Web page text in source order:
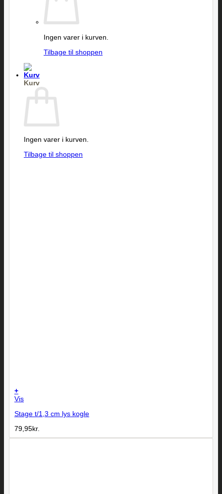
Ingen varer i kurven.
Tilbage til shoppen
Kurv
Ingen varer i kurven.
Tilbage til shoppen
+
Vis
Stage t/1,3 cm lys kogle
79,95kr.